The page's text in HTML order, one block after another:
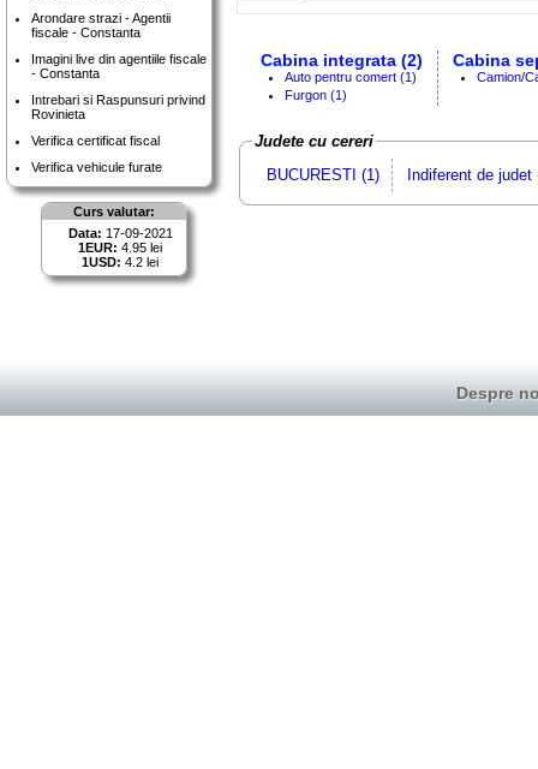
Arondare strazi - Agentii
fiscale - Constanta
Imagini live din agentiile fiscale
- Constanta
Intrebari si Raspunsuri privind
Rovinieta
Verifica certificat fiscal
Verifica vehicule furate
Curs valutar:
Data: 17-09-2021
1EUR: 4.95 lei
1USD: 4.2 lei
Cabina integrata (2)
Auto pentru comert (1)
Furgon (1)
Cabina
Camion/
Judete cu cereri
BUCURESTI (1)
Indiferent de judet
Despre